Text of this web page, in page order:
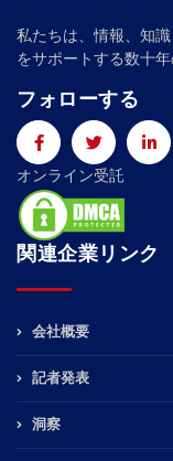
私たちは、情報、知
をサポートする数十
フォローする
オンライン受託
関連企業リンク
会社概要
記者発表
洞察